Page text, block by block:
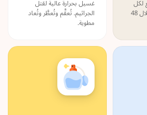
لكل
أنواع الأحذية, ترجع خلال 48
غسيل بحرارة عالية لقتل
الجراثيم. تُعقَّم وتُعطَّر وتُعاد
مطوية.